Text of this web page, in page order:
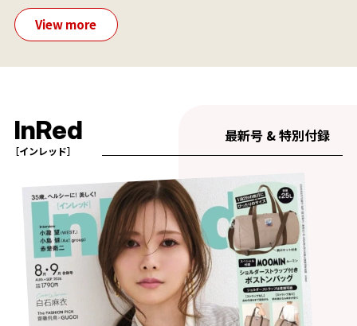
View more
InRed
［インレッド］
最新号 & 特別付録